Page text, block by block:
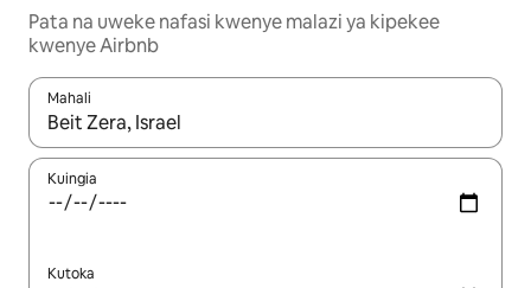
Pata na uweke nafasi kwenye malazi ya kipekee
kwenye Airbnb
Mahali
Wakati matokeo yanapatikana, vinjari kwa kutumia vitufe vya
Kuingia
Kutoka